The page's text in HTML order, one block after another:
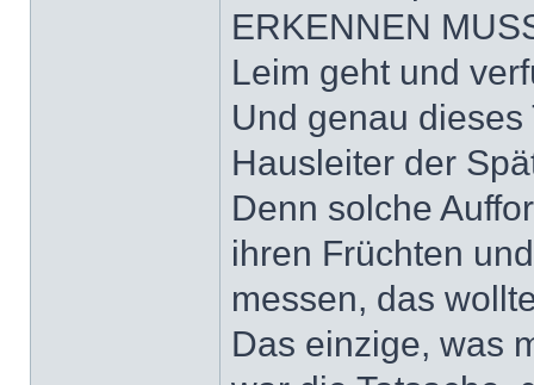
ERKENNEN
Leim geht und
Und genau
Hausleiter der
Denn solche
ihren Früchten
messen, das
Das einzige, was